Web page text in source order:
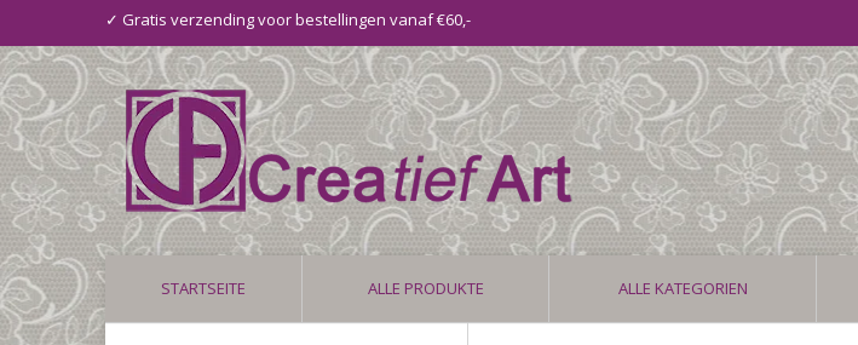
✓ Gratis verzending voor bestellingen vanaf €60,-
STARTSEITE ALLE PRODUKTE ALLE KATEGORIEN